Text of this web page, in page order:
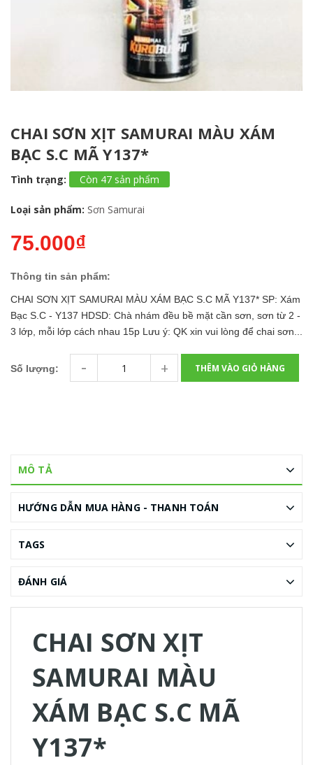
CHAI SƠN XỊT SAMURAI MÀU XÁM
BẠC S.C MÃ Y137*
Tình trạng: Còn 47 sản phẩm
Loại sản phẩm: Sơn Samurai
75.000₫
Thông tin sản phẩm:
CHAI SƠN XỊT SAMURAI MÀU XÁM BẠC S.C MÃ Y137* SP: Xám
Bạc S.C - Y137 HDSD: Chà nhám đều bề mặt cần sơn, sơn từ 2 -
3 lớp, mỗi lớp cách nhau 15p Lưu ý: QK xin vui lòng để chai sơn...
Số lượng: - + THÊM VÀO GIỎ HÀNG
MÔ TẢ
HƯỚNG DẪN MUA HÀNG - THANH TOÁN
TAGS
ĐÁNH GIÁ
CHAI SƠN XỊT
SAMURAI MÀU
XÁM BẠC S.C MÃ
Y137*